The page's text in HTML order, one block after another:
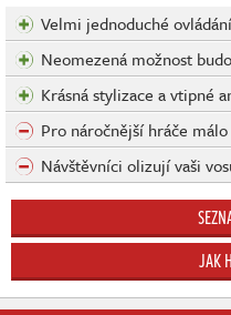
Velmi jednoduché ovládání
Neomezená možnost
Krásná stylizace a vtipné
Pro náročnější hráče
Návštěvníci olizují vaši
JAK